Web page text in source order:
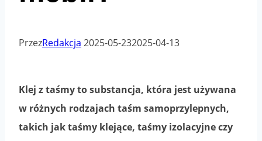
PrzezRedakcja 2025-05-232025-04-13
Klej z taśmy to substancja, która jest używana
w różnych rodzajach taśm samoprzylepnych,
takich jak taśmy klejące, taśmy izolacyjne czy